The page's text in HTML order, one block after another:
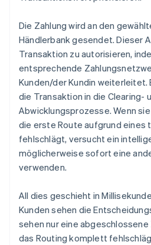
Die Zahlung wird an den
Händlerbank gesendet. Dieser
Transaktion zu autorisieren,
entsprechende
Kunden/der Kundin weiterleitet.
die Transaktion in die Clearing-
Abwicklungsprozesse. Wenn
die erste Route aufgrund eines
fehlschlägt, versucht ein
möglicherweise sofort eine
verwenden.
All dies geschieht in
Kunden sehen die
sehen nur eine abgeschlossene
das Routing komplett